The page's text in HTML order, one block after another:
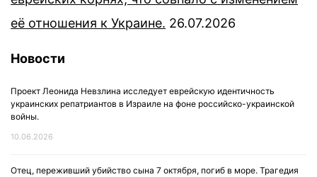
её отношения к Украине. 26.07.2026
Новости
Проект Леонида Невзлина исследует еврейскую идентичность
украинских репатриантов в Израиле на фоне российско-украинской
войны.
10.06.2026
Отец, переживший убийство сына 7 октября, погиб в море. Трагедия